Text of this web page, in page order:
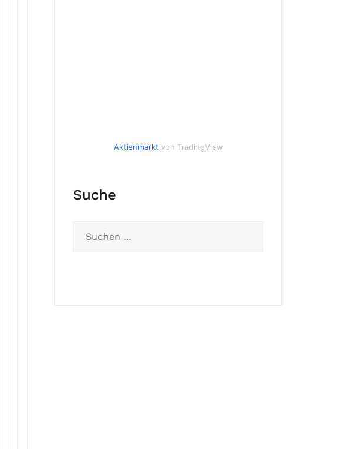
Aktienmarkt von TradingView
Suche